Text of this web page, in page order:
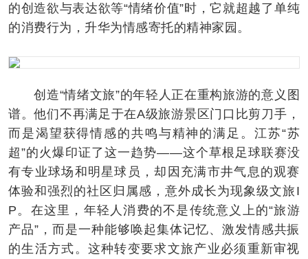
的创造欲与表达欲等“情绪价值”时，它就超越了单纯
的消费行为，升华为情感寄托的精神家园。
创造“情绪文旅”的年轻人正在重构旅游的意义图
谱。他们不再满足于在A级旅游景区门口比剪刀手，
而是渴望获得情感的共鸣与精神的满足。江苏“苏
超”的火爆印证了这一趋势——这个草根足球联赛没
有专业球场和明星球员，却因充满市井气息的观赛
体验和强烈的社区归属感，意外成长为现象级文旅I
P。在这里，年轻人消费的不是传统意义上的“旅游
产品”，而是一种能够唤起集体记忆、激发情感共振
的生活方式。这种转变要求文旅产业必须重新审视